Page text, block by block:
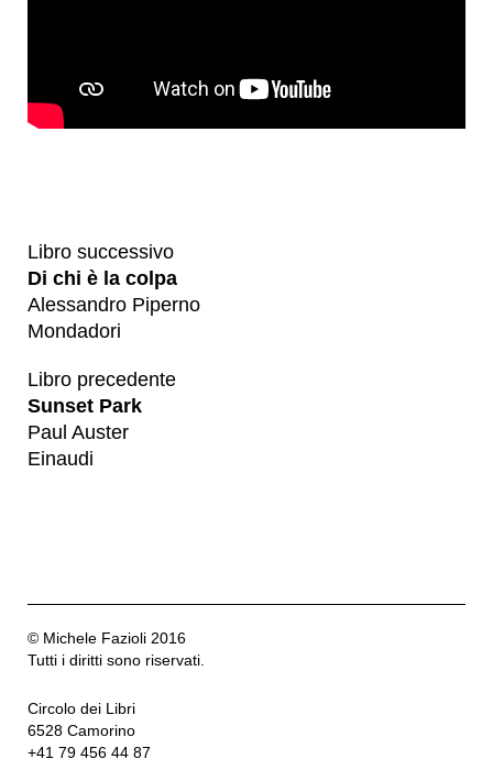
Libro successivo
Di chi è la colpa
Alessandro Piperno
Mondadori
Libro precedente
Sunset Park
Paul Auster
Einaudi
© Michele Fazioli 2016
Tutti i diritti sono riservati.
Circolo dei Libri
6528 Camorino
+41 79 456 44 87